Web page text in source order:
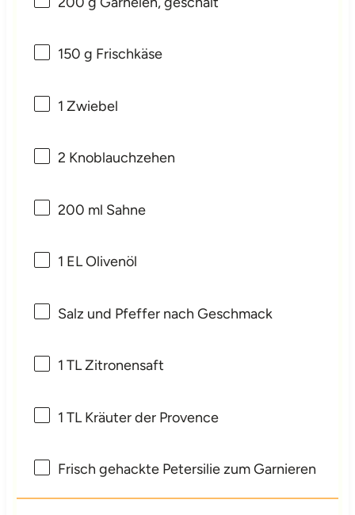
150 g Frischkäse
1 Zwiebel
2 Knoblauchzehen
200 ml Sahne
1 EL Olivenöl
Salz und Pfeffer nach Geschmack
1 TL Zitronensaft
1 TL Kräuter der Provence
Frisch gehackte Petersilie zum Garnieren